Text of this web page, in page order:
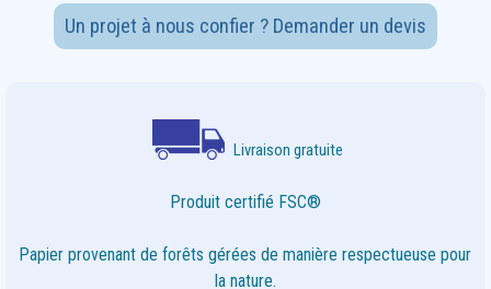
Un projet à nous confier ? Demander un devis
Livraison gratuite
Produit certifié FSC®
Papier provenant de forêts gérées de manière respectueuse pour
la nature.